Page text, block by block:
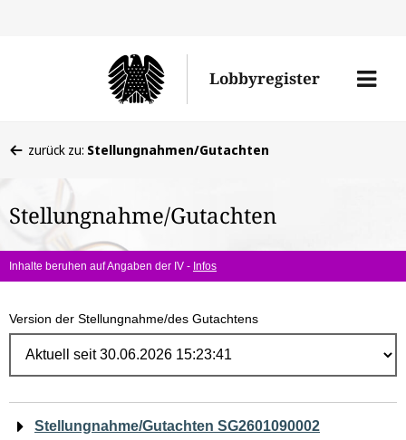
Lobbyregister
Menü
befinden
hier:
zurück zu: Stellungnahmen/Gutachten
Stellungnahme/Gutachten
Inhalte beruhen auf Angaben der IV - Infos
Version der Stellungnahme/des Gutachtens
Navigation
Stellungnahme/Gutachten SG2601090002